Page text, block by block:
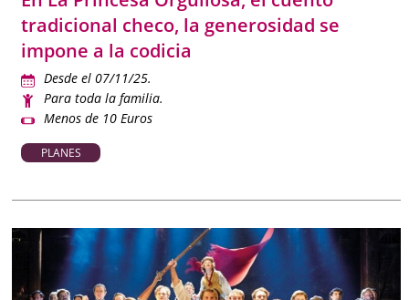
tradicional checo, la generosidad se
impone a la codicia
Desde el 07/11/25.
Para toda la familia.
Menos de 10 Euros
PLANES